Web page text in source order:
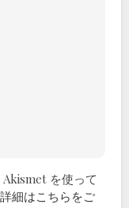
を使って
細はこちらをご